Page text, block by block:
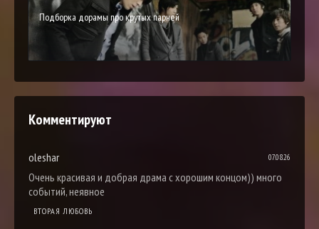
Подборка дорамы про крутых парней
Комментируют
oleshar 07.08.26
Очень красивая и добрая драма с хорошим концом)) много
событий, неявное
ВТОРАЯ ЛЮБОВЬ